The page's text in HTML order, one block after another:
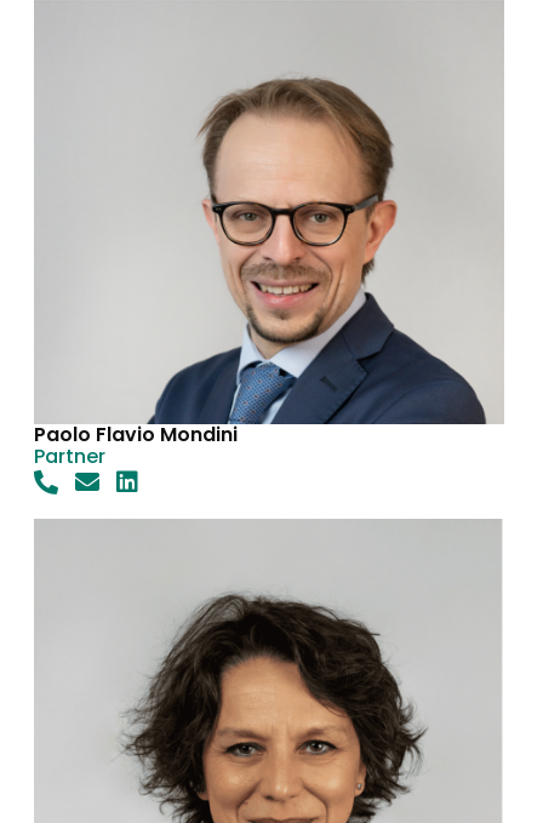
Paolo Flavio Mondini
Partner